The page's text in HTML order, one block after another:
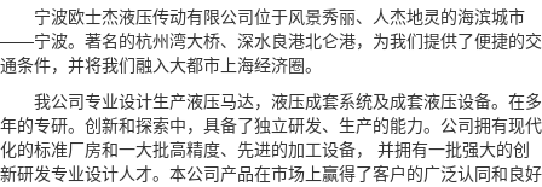
宁波欧士杰液压传动有限公司位于风景秀丽、人杰地灵的海滨城市
——宁波。著名的杭州湾大桥、深水良港北仑港，为我们提供了便捷的交
通条件，并将我们融入大都市上海经济圈。
我公司专业设计生产液压马达，液压成套系统及成套液压设备。在多
年的专研。创新和探索中，具备了独立研发、生产的能力。公司拥有现代
化的标准厂房和一大批高精度、先进的加工设备， 并拥有一批强大的创
新研发专业设计人才。本公司产品在市场上赢得了客户的广泛认同和良好